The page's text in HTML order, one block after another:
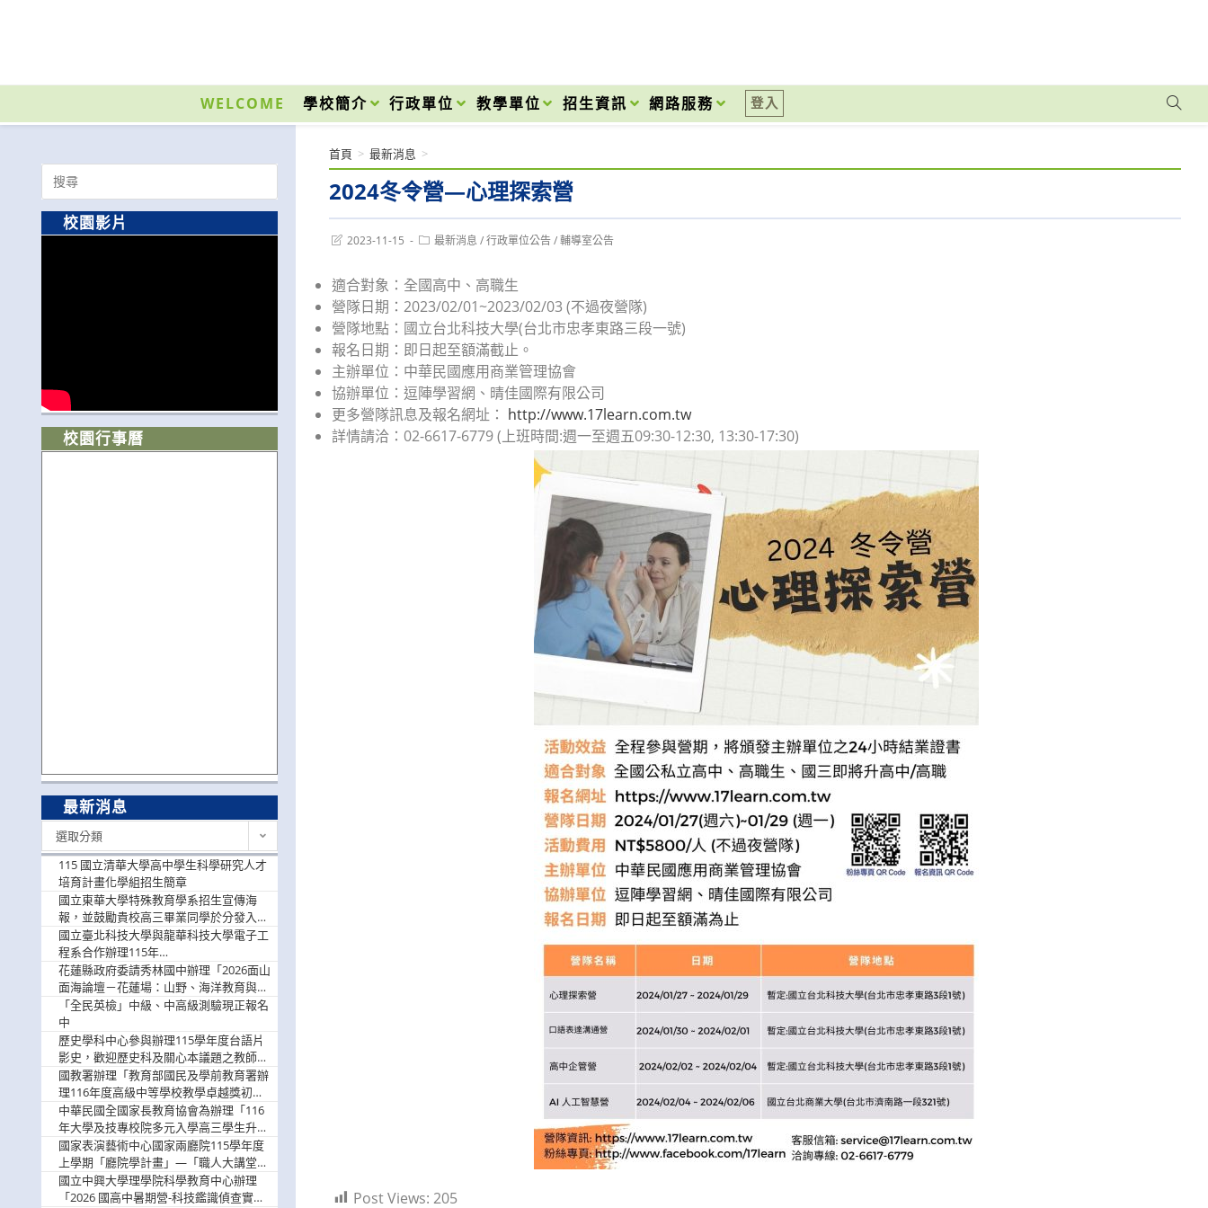
內
WELCOME 學校簡介 行政單位 教學單位 招生資訊 網路服務 登入
2024冬令營 —心理探索營
首頁 > 最新消息 >
Post2023-11-15
Post最新消息 / 行政單位公告 / 輔導室公告
適合對象：全國高中、高職生
營隊日期：2023/02/01~2023/02/03 (不過夜營隊)
營隊地點：國立台北科技大學(台北市忠孝東路三段一號)
報名日期：即日起至額滿截止。
主辦單位：中華民國應用商業管理協會
協辦單位：逗陣學習網、晴佳國際有限公司
更多營隊訊息及報名網址： http://www.17learn.com.tw
詳情請洽：02-6617-6779 (上班時間:週一至週五09:30-12:30, 13:30-17:30)
Post Views: 205
Search
for:
校園影片
校園行事曆
最新消息
選取分類
115 國立清華大學高中學生科學研究人才
培育計畫化學組招生簡章
國立東華大學特殊教育學系招生宣傳海
報，並鼓勵貴校高三畢業同學於分發入學
階段踴躍選填。
國立臺北科技大學與龍華科技大學電子工
程系合作辦理115年
「115.08.10~08.12「AI賦能應用於智慧半
導體研習營」，歡迎學生踴躍報名參加
花蓮縣政府委請秀林國中辦理「2026面山
面海論壇－花蓮場：山野、海洋教育與戶
外安全實務課程」，歡迎踴躍報名參加
「全民英檢」中級、中高級測驗現正報名
中
歷史學科中心參與辦理115學年度台語片
影史，歡迎歷史科及關心本議題之教師踴
躍報名參加
國教署辦理「教育部國民及學前教育署辦
理116年度高級中等學校教學卓越獎初選
實施計畫」，鼓勵教師踴躍報名
中華民國全國家長教育協會為辦理「116
年大學及技專校院多元入學高三學生升學
輔導家長說明會」
國家表演藝術中心國家兩廳院115學年度
上學期「廳院學計畫」—「職人大講堂」
及「一日體驗課程」，鼓勵踴躍報名參
與。
國立中興大學理學院科學教育中心辦理
「2026 國高中暑期營-科技鑑識偵查實戰